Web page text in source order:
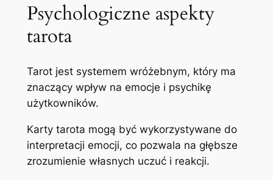
Psychologiczne aspekty
tarota
Tarot jest systemem wróżebnym, który ma
znaczący wpływ na emocje i psychikę
użytkowników.
Karty tarota mogą być wykorzystywane do
interpretacji emocji, co pozwala na głębsze
zrozumienie własnych uczuć i reakcji.